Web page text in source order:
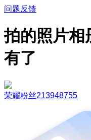
问题反馈
拍的照片相
有了
荣耀粉丝213948755